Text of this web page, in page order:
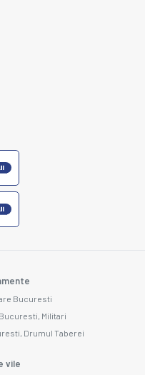
Bucuresti
Militari
Drumul Taberei
vile